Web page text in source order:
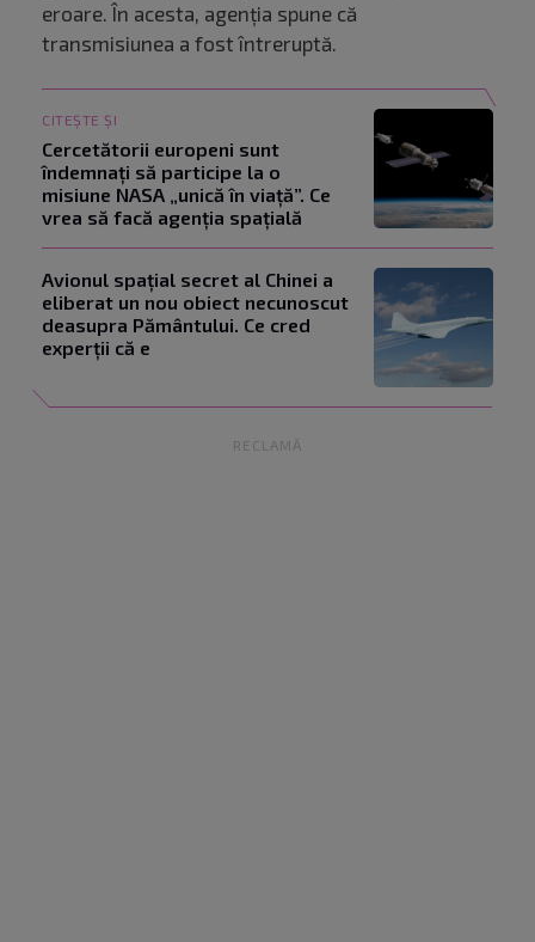
eroare. În acesta, agenția spune că
transmisiunea a fost întreruptă.
CITEȘTE ȘI
Cercetătorii europeni sunt
îndemnați să participe la o
misiune NASA „unică în viață”. Ce
vrea să facă agenția spațială
Avionul spațial secret al Chinei a
eliberat un nou obiect necunoscut
deasupra Pământului. Ce cred
experții că e
RECLAMĂ